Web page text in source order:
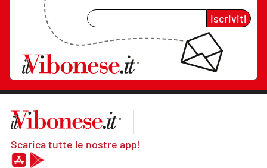
Iscriviti
Scarica tutte le nostre app!